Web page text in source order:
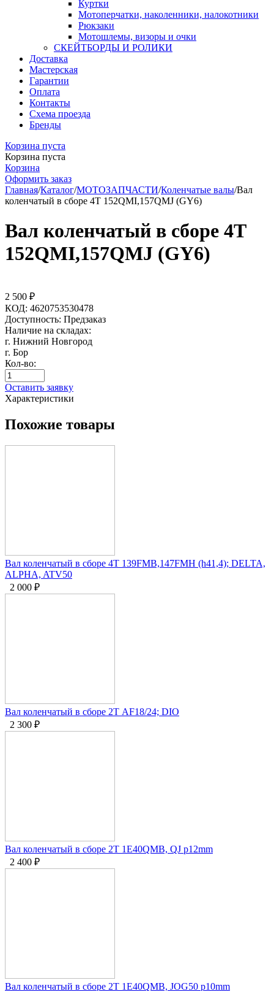
Куртки
Мотоперчатки, наколенники, налокотники
Рюкзаки
Мотошлемы, визоры и очки
СКЕЙТБОРДЫ И РОЛИКИ
Доставка
Мастерская
Гарантии
Оплата
Контакты
Схема проезда
Бренды
Корзина пуста
Корзина пуста
Корзина
Оформить заказ
Главная/Каталог/МОТОЗАПЧАСТИ/Коленчатые валы/Вал
коленчатый в сборе 4Т 152QMI,157QMJ (GY6)
Вал коленчатый в сборе 4Т
152QMI,157QMJ (GY6)
2 500 ₽
КОД: 4620753530478
Доступность: Предзаказ
Наличие на складах:
г. Нижний Новгород
г. Бор
Кол-во:
Оставить заявку
Характеристики
Похожие товары
Вал коленчатый в сборе 4Т 139FMB,147FMH (h41,4); DELTA,
ALPHA, ATV50
2 000 ₽
Вал коленчатый в сборе 2Т AF18/24; DIO
2 300 ₽
Вал коленчатый в сборе 2Т 1E40QMB, QJ p12mm
2 400 ₽
Вал коленчатый в сборе 2Т 1E40QMB, JOG50 p10mm